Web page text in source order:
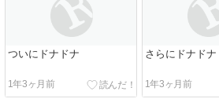
ついにドナドナ
1年3ヶ月前
さらにドナドナ
1年3ヶ月前